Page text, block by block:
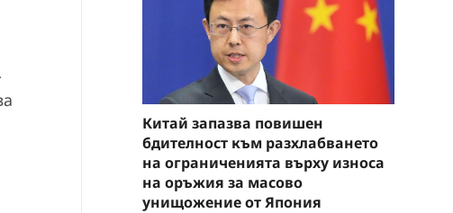
Китай запазва повишен
бдителност към разхлабването
на ограниченията върху износа
на оръжия за масово
унищожение от Япония